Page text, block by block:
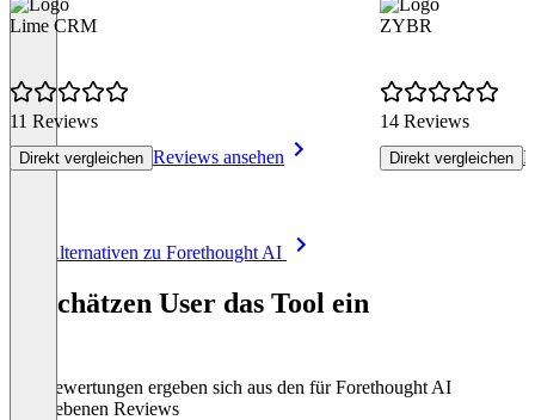
Lime CRM
11 Reviews
Direkt vergleichen Reviews ansehen
ZYBR
14 Reviews
Direkt vergleichen
Alle Alternativen zu Forethought AI
So schätzen User das Tool ein
Die Bewertungen ergeben sich aus den für Forethought AI
abgegebenen Reviews